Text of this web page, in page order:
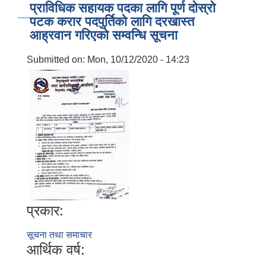
प्राविधिक सहायक पदका लागि पूर्ण दाेस्राे
पटक करार पदपुर्तिकाे लागि दरखास्त
आह्रवान गरिएकाे सम्वन्धि सूचना
Submitted on: Mon, 10/12/2020 - 14:23
प्रकार:
सूचना तथा समाचार
आर्थिक वर्ष: